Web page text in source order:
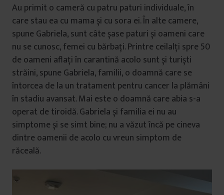
Au primit o cameră cu patru paturi individuale, în
care stau ea cu mama și cu sora ei. În alte camere,
spune Gabriela, sunt câte șase paturi și oameni care
nu se cunosc, femei cu bărbați. Printre ceilalți spre 50
de oameni aflați în carantină acolo sunt și turiști
străini, spune Gabriela, familii, o doamnă care se
întorcea de la un tratament pentru cancer la plămâni
în stadiu avansat. Mai este o doamnă care abia s-a
operat de tiroidă. Gabriela și familia ei nu au
simptome și se simt bine; nu a văzut încă pe cineva
dintre oamenii de acolo cu vreun simptom de
răceală.